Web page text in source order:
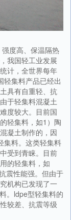
度高、保温隔热
我国轻工业发展
计，全世界每年
轻集料产品已经出
具有自重轻、抗
于轻集料混凝土
度较大。目前国
轻集料，如1）陶
凝土制作的，因
集料。这类轻集料
受到青睐。目前
的轻集料，如
震性能强。但由于
机构已发现了一
。ldpe型轻集料的
较差、抗震等级